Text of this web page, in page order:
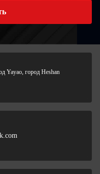
Yayao, город Heshan